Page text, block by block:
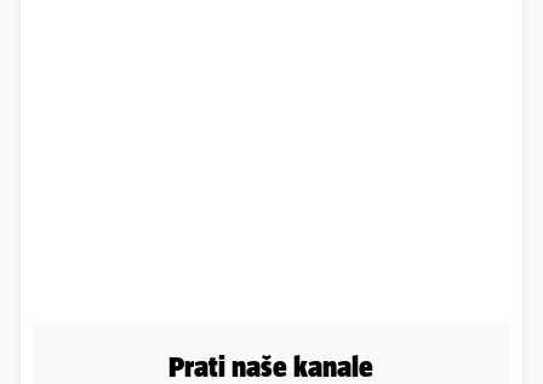
Prati naše kanale